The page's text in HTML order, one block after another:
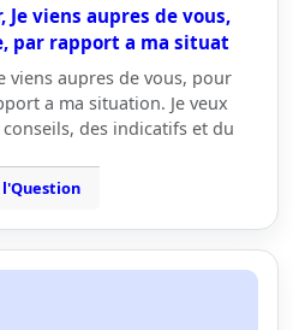
Je viens aupres de vous,
par rapport a ma situat
viens aupres de vous, pour
a ma situation. Je veux
des indicatifs et du